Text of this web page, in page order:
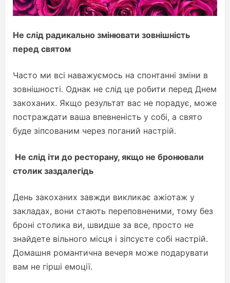
Не слід радикально змінювати зовнішність
перед святом
Часто ми всі наважуємось на спонтанні зміни в
зовнішності. Однак не слід це робити перед Днем
закоханих. Якщо результат вас не порадує, може
постраждати ваша впевненість у собі, а свято
буде зіпсованим через поганий настрій.
Не слід іти до ресторану, якщо не бронювали
столик заздалегідь
День закоханих завжди викликає ажіотаж у
закладах, вони стають переповненими, тому без
броні столика ви, швидше за все, просто не
знайдете вільного місця і зіпсуєте собі настрій.
Домашня романтична вечеря може подарувати
вам не гірші емоції.